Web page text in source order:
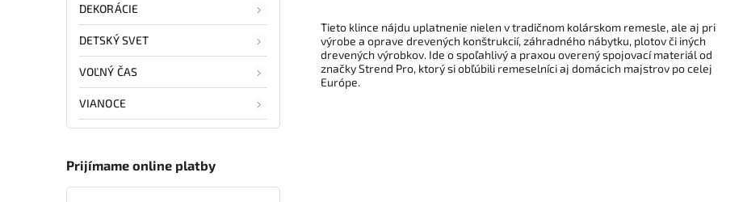
DEKORÁCIE
DETSKÝ SVET
VOĽNÝ ČAS
VIANOCE
Prijímame online platby
Tieto klince nájdu uplatnenie nielen v tradičnom kolárskom remesle, ale aj pri
výrobe a oprave drevených konštrukcií, záhradného nábytku, plotov či iných
drevených výrobkov. Ide o spoľahlivý a praxou overený spojovací materiál od
značky Strend Pro, ktorý si obľúbili remeselníci aj domácich majstrov po celej
Európe.